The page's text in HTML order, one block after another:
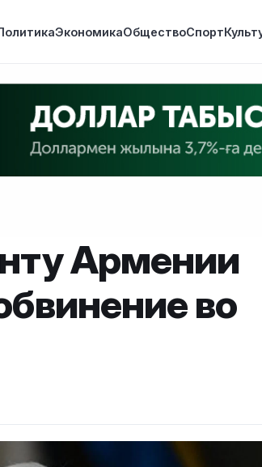
ЭкономикаОбществоСпорт
Армении
во